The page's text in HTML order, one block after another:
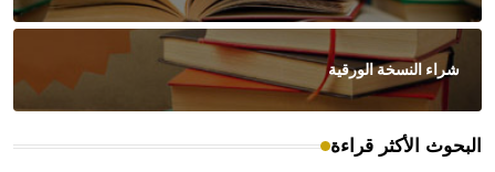
شراء النسخة الورقية
البحوث الأكثر قراءة